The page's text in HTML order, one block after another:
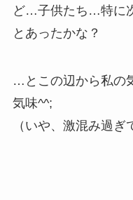
ど…子供たち…特に
とあったかな？
…とこの辺から私の
気味^^;
（いや、激混み過ぎ